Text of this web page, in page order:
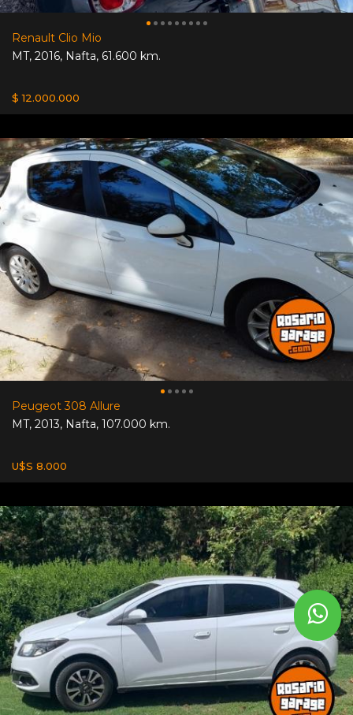
Renault Clio Mio
MT, 2016, Nafta, 61.600 km.
$ 12.000.000
Peugeot 308 Allure
MT, 2013, Nafta, 107.000 km.
U$S 8.000